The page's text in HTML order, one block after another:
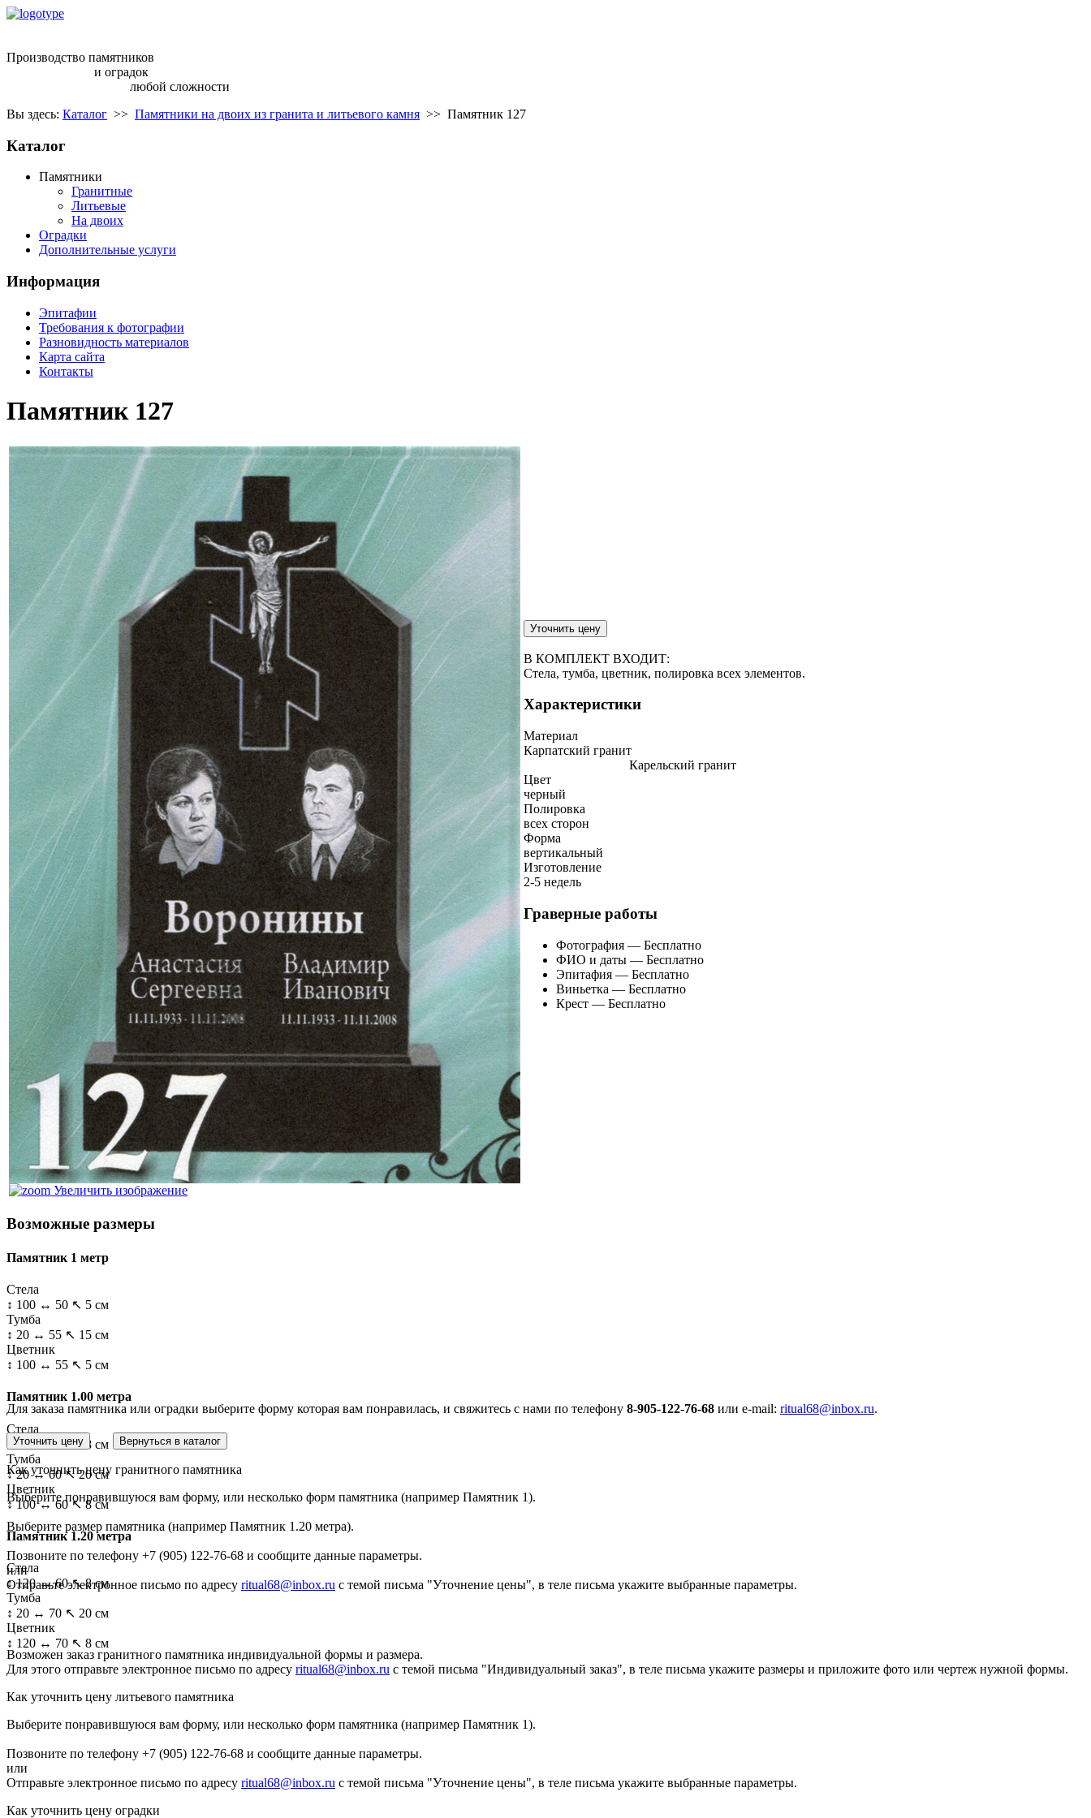
Производство памятников
и оградок
любой сложности
Вы здесь: Каталог >> Памятники на двоих из гранита и литьевого камня >> Памятник 127
Каталог
Памятники
Гранитные
Литьевые
На двоих
Оградки
Дополнительные услуги
Информация
Эпитафии
Требования к фотографии
Разновидность материалов
Карта сайта
Контакты
Памятник 127
Увеличить изображение
В КОМПЛЕКТ ВХОДИТ:
Стела, тумба, цветник, полировка всех элементов.
Характеристики
Материал
Карпатский гранит
Карельский гранит
Цвет
черный
Полировка
всех сторон
Форма
вертикальный
Изготовление
2-5 недель
Граверные работы
Фотография — Бесплатно
ФИО и даты — Бесплатно
Эпитафия — Бесплатно
Виньетка — Бесплатно
Крест — Бесплатно
Возможные размеры
Памятник 1 метр
Стела
↕ 100 ↔ 50 ↖ 5 см
Тумба
↕ 20 ↔ 55 ↖ 15 см
Цветник
↕ 100 ↔ 55 ↖ 5 см
Памятник 1.00 метра
Стела
↕ 100 ↔ 50 ↖ 8 см
Тумба
↕ 20 ↔ 60 ↖ 20 см
Цветник
↕ 100 ↔ 60 ↖ 8 см
Памятник 1.20 метра
Стела
↕ 120 ↔ 60 ↖ 8 см
Тумба
↕ 20 ↔ 70 ↖ 20 см
Цветник
↕ 120 ↔ 70 ↖ 8 см
Для заказа памятника или оградки выберите форму которая вам понравилась, и свяжитесь с нами по телефону 8-905-122-76-68 или e-mail: ritual68@inbox.ru.
Как уточнить цену гранитного памятника
Выберите понравившуюся вам форму, или несколько форм памятника (например Памятник 1).
Выберите размер памятника (например Памятник 1.20 метра).
Позвоните по телефону +7 (905) 122-76-68 и сообщите данные параметры.
или
Отправьте электронное письмо по адресу ritual68@inbox.ru с темой письма "Уточнение цены", в теле письма укажите выбранные параметры.
Возможен заказ гранитного памятника индивидуальной формы и размера.
Для этого отправьте электронное письмо по адресу ritual68@inbox.ru с темой письма "Индивидуальный заказ", в теле письма укажите размеры и приложите фото или чертеж нужной формы.
Как уточнить цену литьевого памятника
Выберите понравившуюся вам форму, или несколько форм памятника (например Памятник 1).
Позвоните по телефону +7 (905) 122-76-68 и сообщите данные параметры.
или
Отправьте электронное письмо по адресу ritual68@inbox.ru с темой письма "Уточнение цены", в теле письма укажите выбранные параметры.
Как уточнить цену оградки